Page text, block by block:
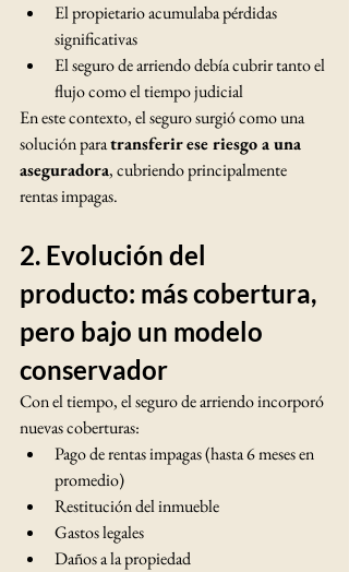
El propietario acumulaba pérdidas
significativas
El seguro de arriendo debía cubrir tanto el
flujo como el tiempo judicial
En este contexto, el seguro surgió como una
solución para transferir ese riesgo a una
aseguradora, cubriendo principalmente
rentas impagas.
2. Evolución del
producto: más cobertura,
pero bajo un modelo
conservador
Con el tiempo, el seguro de arriendo incorporó
nuevas coberturas:
Pago de rentas impagas (hasta 6 meses en
promedio)
Restitución del inmueble
Gastos legales
Daños a la propiedad